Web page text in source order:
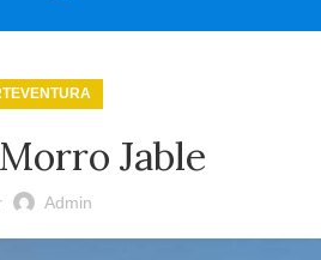
Jable
Admin